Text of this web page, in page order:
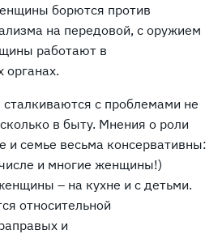
борются против
на передовой, с оружием
работают в
органах.
с проблемами не
в быту. Мнения о роли
семье весьма консервативны:
и многие женщины!)
– на кухне и с детьми.
относительной
и